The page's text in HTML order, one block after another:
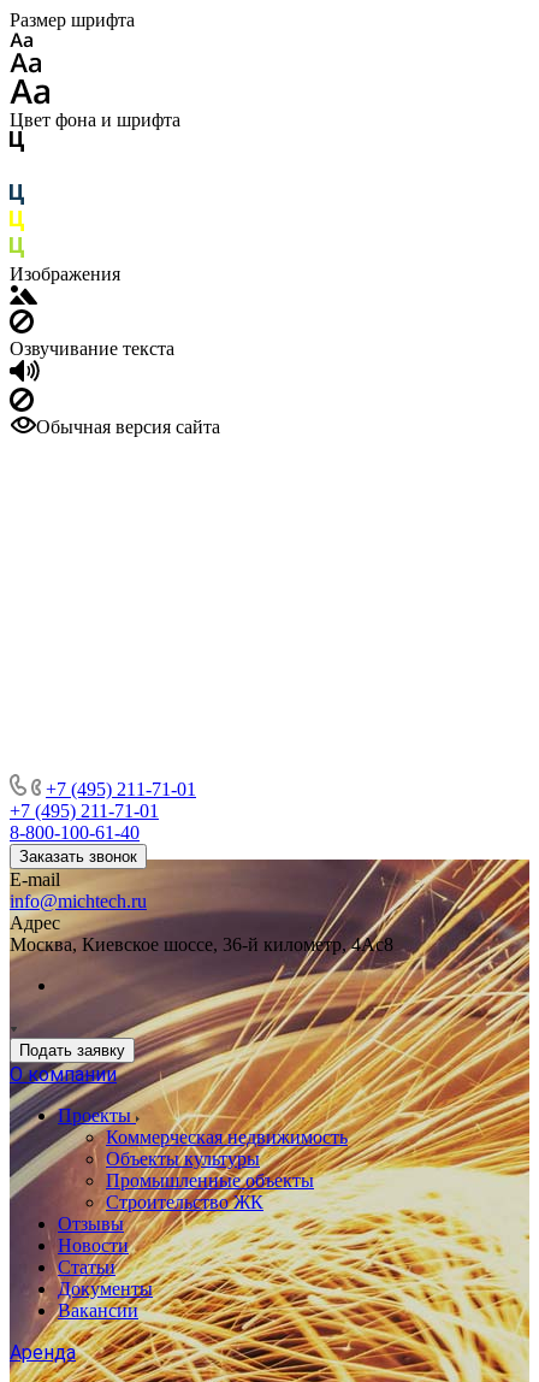
Размер шрифта
Цвет фона и шрифта
Изображения
Озвучивание текста
Обычная версия сайта
+7 (495) 211-71-01
+7 (495) 211-71-01
8-800-100-61-40
Заказать звонок
E-mail
info@michtech.ru
Адрес
Москва, Киевское шоссе, 36-й километр, 4Ас8
Подать заявку
О компании
Проекты
Коммерческая недвижимость
Объекты культуры
Промышленные объекты
Строительство ЖК
Отзывы
Новости
Статьи
Документы
Вакансии
Аренда